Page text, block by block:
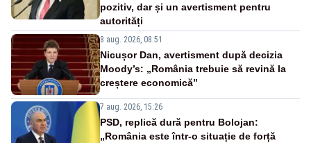
pozitiv, dar și un avertisment pentru
autorități
8 aug. 2026, 08:51
Nicușor Dan, avertisment după decizia
Moody’s: „România trebuie să revină la
creștere economică”
7 aug. 2026, 15:26
PSD, replică dură pentru Bolojan:
„România este într-o situație de forță